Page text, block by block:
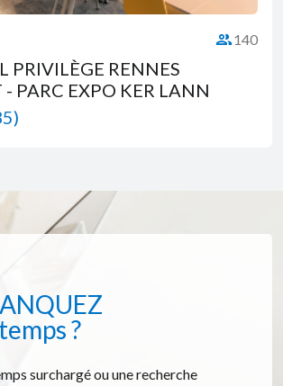
PRIVILÈGE RENNES
- PARC EXPO KER LANN
Capacité :
140
?
surchargé ou une recherche